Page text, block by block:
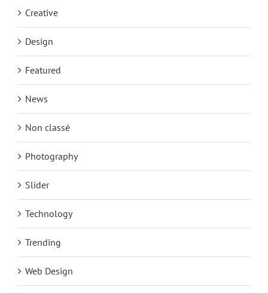
Creative
Design
Featured
News
Non classé
Photography
Slider
Technology
Trending
Web Design